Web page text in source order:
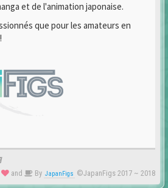
et de l'animation japonaise.
que pour les amateurs en
and By JapanFigs ©JapanFigs 2017 ~ 2018